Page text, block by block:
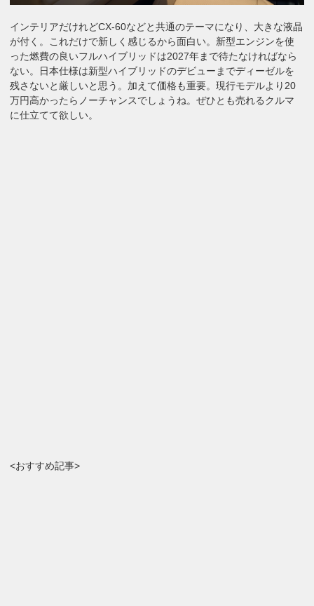
インテリアだけれどCX-60などと共通のテーマになり、大きな液晶
が付く。これだけで新しく感じるから面白い。新型エンジンを使
った燃費の良いフルハイブリッドは2027年まで待たなければなら
ない。日本仕様は新型ハイブリッドのデビューまでディーゼルを
残さないと厳しいと思う。加えて価格も重要。現行モデルより20
万円高かったらノーチャンスでしょうね。ぜひとも売れるクルマ
に仕立てて欲しい。
<おすすめ記事>